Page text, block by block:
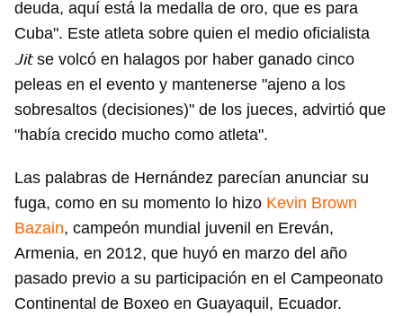
deuda, aquí está la medalla de oro, que es para
Cuba". Este atleta sobre quien el medio oficialista
Jitse volcó en halagos por haber ganado cinco
peleas en el evento y mantenerse "ajeno a los
sobresaltos (decisiones)" de los jueces, advirtió que
"había crecido mucho como atleta".
Las palabras de Hernández parecían anunciar su
fuga, como en su momento lo hizo Kevin Brown
Bazain, campeón mundial juvenil en Ereván,
Armenia, en 2012, que huyó en marzo del año
pasado previo a su participación en el Campeonato
Continental de Boxeo en Guayaquil, Ecuador.